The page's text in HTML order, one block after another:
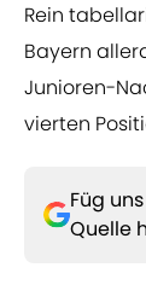
Rein
Bayern
Junioren-
vierten
Füg
Quelle